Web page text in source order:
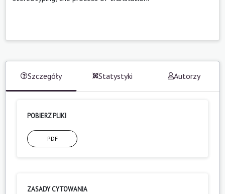
Szczegóły Statystyki Autorzy
POBIERZ PLIKI
PDF
ZASADY CYTOWANIA